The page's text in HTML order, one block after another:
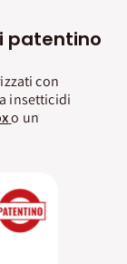
patentino
con
insetticidi
o un